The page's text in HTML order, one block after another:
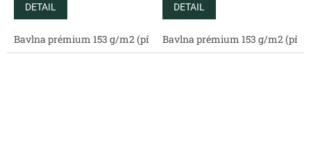
DETAIL
Bavlna prémium 153 g/m2 (přírodní) Bavlněný satén 130 g/
DETAIL
Bavlna prémium 153 g/m2